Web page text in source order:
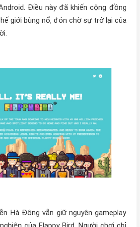
Điều này đã khiến cộng đồng
giới bùng nổ, đón chờ sự trở lại của
Hà Đông vẫn giữ nguyên gameplay